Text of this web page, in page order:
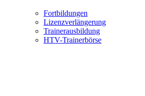
Fortbildungen
Lizenzverlängerung
Trainerausbildung
HTV-Trainerbörse